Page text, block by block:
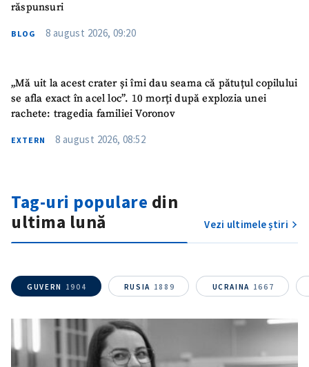
răspunsuri
BLOG 8 august 2026, 09:20
„Mă uit la acest crater și îmi dau seama că pătuțul copilului
se afla exact în acel loc”. 10 morți după explozia unei
rachete: tragedia familiei Voronov
EXTERN 8 august 2026, 08:52
Tag-uri populare din
ultima lună
Vezi ultimele știri
GUVERN 1904 RUSIA 1889 UCRAINA 1667